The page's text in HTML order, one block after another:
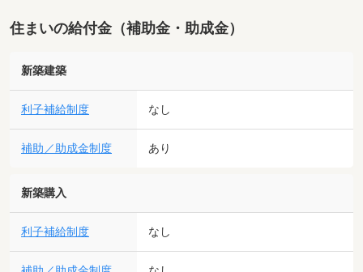
住まいの給付金（補助金・助成金）
新築建築
利子補給制度 なし
補助／助成金制度 あり
新築購入
利子補給制度 なし